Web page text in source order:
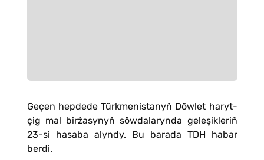
Geçen hepdede Türkmenistanyň Döwlet haryt-
çig mal biržasynyň söwdalarynda geleşikleriň
23-si hasaba alyndy. Bu barada TDH habar
berdi.